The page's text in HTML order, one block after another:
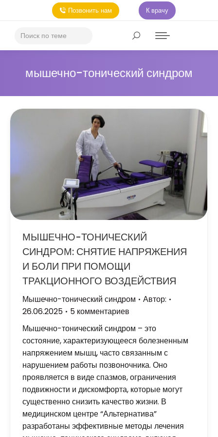
Позвонить нам К врачу
мышечно-тонический синдром
МЫШЕЧНО-ТОНИЧЕСКИЙ
СИНДРОМ: СНЯТИЕ НАПРЯЖЕНИЯ
И БОЛИ ПРИ ПОМОЩИ
ТРАКЦИОННОГО ВОЗДЕЙСТВИЯ
Мышечно-тонический синдром
Автор:
26.06.2025
5 комментариев
Мышечно-тонический синдром – это
состояние, характеризующееся болезненным
напряжением мышц, часто связанным с
нарушением работы позвоночника. Оно
проявляется в виде спазмов, ограничения
подвижности и дискомфорта, которые могут
существенно снизить качество жизни. В
медицинском центре “Альтернатива”
разработаны эффективные методы лечения